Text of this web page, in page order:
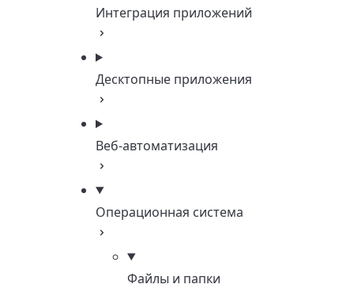
Интеграция приложений
Десктопные приложения
Веб-автоматизация
Операционная система
Файлы и папки